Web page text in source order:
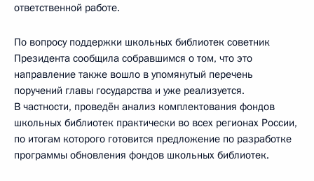
ответственной работе.
По вопросу поддержки школьных библиотек советник
Президента сообщила собравшимся о том, что это
направление также вошло в упомянутый перечень
поручений главы государства и уже реализуется.
В частности, проведён анализ комплектования фондов
школьных библиотек практически во всех регионах России,
по итогам которого готовится предложение по разработке
программы обновления фондов школьных библиотек.